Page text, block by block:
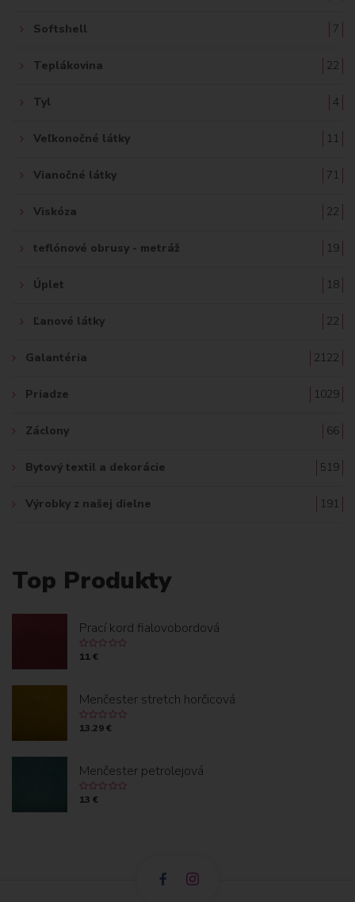
Softshell 7
Teplákovina 22
Tyl 4
Veľkonočné látky 11
Vianočné látky 71
Viskóza 22
teflónové obrusy - metráž 19
Úplet 18
Ľanové látky 22
Galantéria 2122
Priadze 1029
Záclony 66
Bytový textil a dekorácie 519
Výrobky z našej dielne 191
Top Produkty
Prací kord fialovobordová
11 €
Menčester stretch horčicová
13.29 €
Menčester petrolejová
13 €